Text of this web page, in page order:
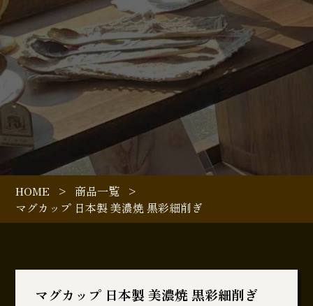
HOME > 商品一覧 >
マグカップ 日本製 美濃焼 黒彩細削ぎ
マグカップ 日本製 美濃焼 黒彩細削ぎ